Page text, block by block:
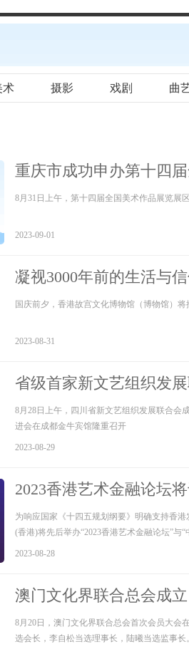
术 摄影 戏剧 曲
重庆市成功申办第十四
8月31日上午，第十四届全国美术作品展览展
2023-09-01
凝视3000年前的生活与
国庆前夕，香港故宫文化博物馆（博物馆）
2023-08-31
省级首家新文艺组织发
8月28日上午，四川省新文艺组织发展联合会
进会在成都金牛宾馆隆重召开
2023-08-29
2023香港艺术金融论坛
为响应国家《十四五规划纲要》明确支持香
(香港)将先后举办“2023香港艺术金融论坛”与“
2023-08-28
澳门文化界联合总会成
8月20日，澳门文化界联合总会首次会员大会
选会长，李自松当选理事长，陆曦当选监事长。